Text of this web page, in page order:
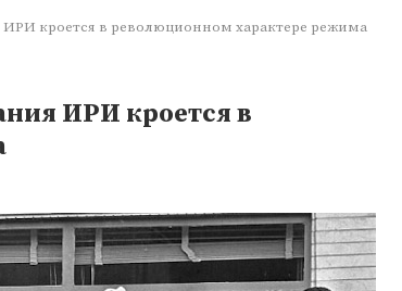
ИРИ кроется в революционном характере режима
ИРИ кроется в